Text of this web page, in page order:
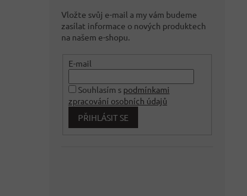
Vložte svůj e-mail a my vám budeme
zasílat informace o nových produktech
na našem e-shopu.
E-mail
Souhlasím s podmínkami
zpracování osobních údajů
PŘIHLÁSIT SE